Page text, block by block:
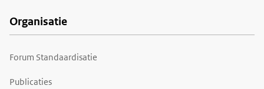
Organisatie
Forum Standaardisatie
Publicaties